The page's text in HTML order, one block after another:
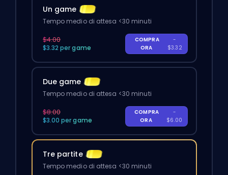
Un game
Tempo medio di attesa <30 minuti
$4.00
$3.32 per game
COMPRA
ORA
-
$3.32
Due game
Tempo medio di attesa <30 minuti
$8.00
$3.00 per game
COMPRA
ORA
-
$6.00
Tre partite
Tempo medio di attesa <30 minuti